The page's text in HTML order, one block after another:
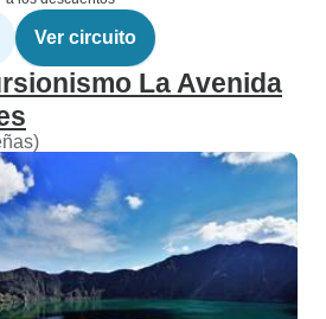
Ver circuito
La Avenida